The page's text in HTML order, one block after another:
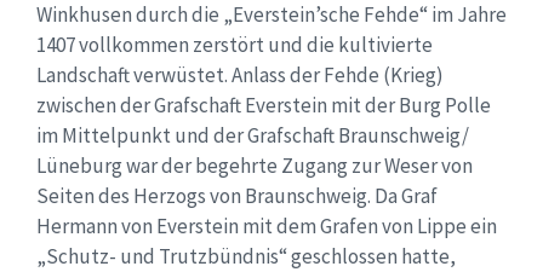
Winkhusen durch die „Everstein’sche Fehde“ im Jahre
1407 vollkommen zerstört und die kultivierte
Landschaft verwüstet. Anlass der Fehde (Krieg)
zwischen der Grafschaft Everstein mit der Burg Polle
im Mittelpunkt und der Grafschaft Braunschweig/
Lüneburg war der begehrte Zugang zur Weser von
Seiten des Herzogs von Braunschweig. Da Graf
Hermann von Everstein mit dem Grafen von Lippe ein
„Schutz- und Trutzbündnis“ geschlossen hatte,